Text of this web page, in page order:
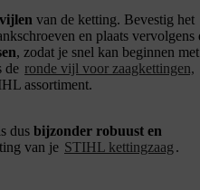
van de ketting. Bevestig het
en plaats vervolgens
, zodat je snel kan beginnen met
de ronde vijl voor zaagkettingen,
assortiment.
dus bijzonder robuust en
van je STIHL kettingzaag .